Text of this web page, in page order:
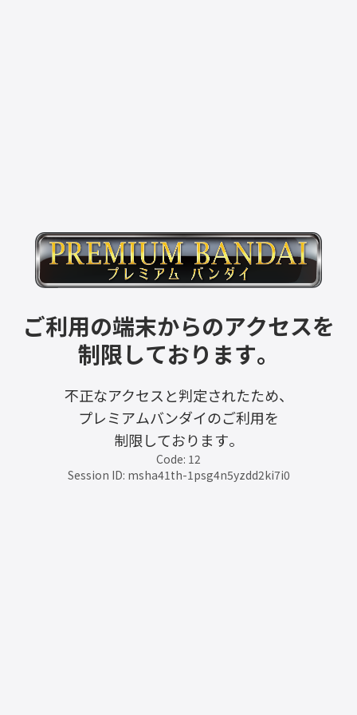
ご利用の端末からのアクセスを
制限しております。
不正なアクセスと判定されたため、
プレミアムバンダイのご利用を
制限しております。
Code: 12
Session ID: msha41th-1psg4n5yzdd2ki7i0